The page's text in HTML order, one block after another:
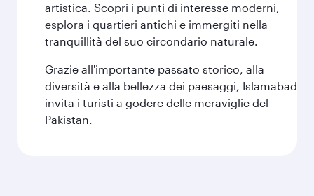
artistica. Scopri i punti di interesse moderni,
esplora i quartieri antichi e immergiti nella
tranquillità del suo circondario naturale.
Grazie all'importante passato storico, alla
diversità e alla bellezza dei paesaggi, Islamabad
invita i turisti a godere delle meraviglie del
Pakistan.